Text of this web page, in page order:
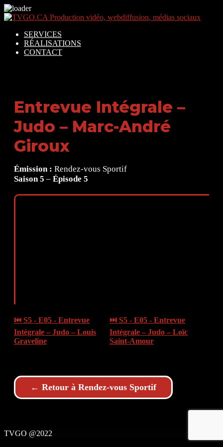
SERVICES
RÉALISATIONS
CONTACT
Entrevue Intégrale –
Judo – Marc-André
Giroux
Émission : Rendez-vous Sportif
Saison 5 – Épisode 5
⏮ S5 - E05 - Entrevue
Intégrale – Judo – Louis
Graveline
⏭ S5 - E05 - Entrevue
Intégrale – Judo – Loïc
Saint-Amour
← Retour à Rendez-vous Sportif
TVGO @2022